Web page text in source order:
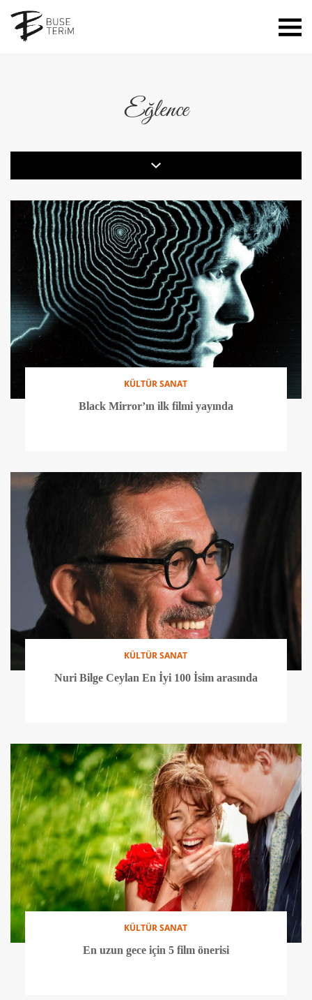
Eğlence
KÜLTÜR SANAT
Black Mirror’ın ilk filmi yayında
KÜLTÜR SANAT
Nuri Bilge Ceylan En İyi 100 İsim arasında
KÜLTÜR SANAT
En uzun gece için 5 film önerisi